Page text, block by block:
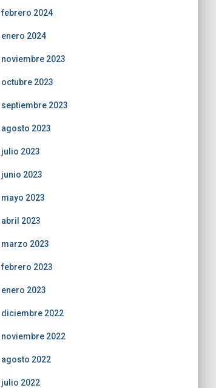
febrero 2024
enero 2024
noviembre 2023
octubre 2023
septiembre 2023
agosto 2023
julio 2023
junio 2023
mayo 2023
abril 2023
marzo 2023
febrero 2023
enero 2023
diciembre 2022
noviembre 2022
agosto 2022
julio 2022